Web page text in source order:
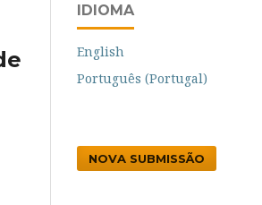
IDIOMA
English
Português (Portugal)
NOVA SUBMISSÃO